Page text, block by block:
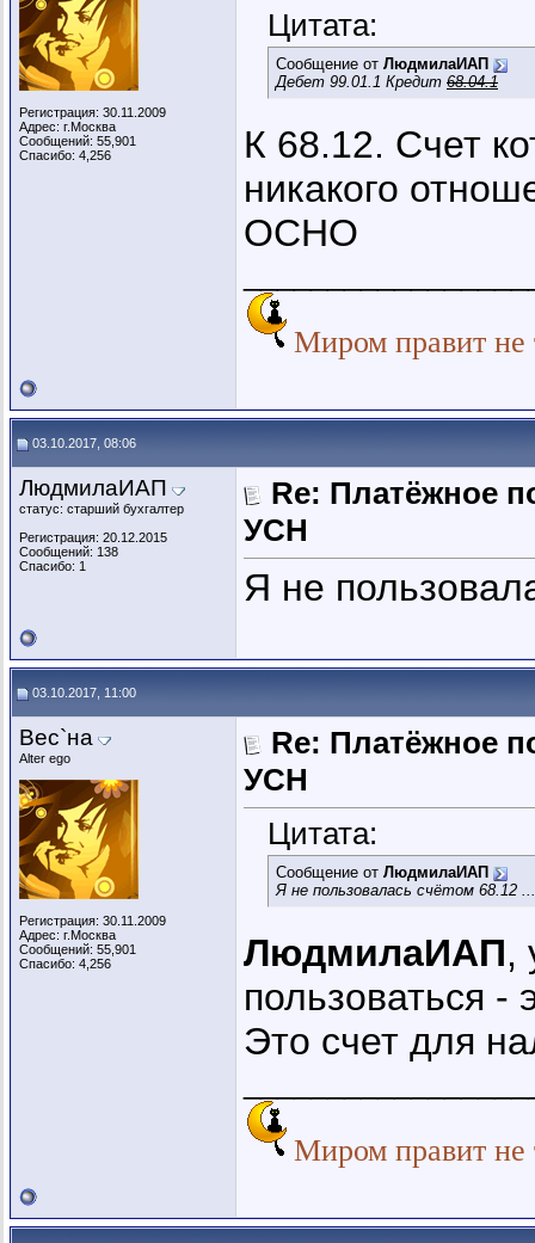
Регистрация: 30.11.2009
Адрес: г.Москва
Сообщений: 55,901
Спасибо: 4,256
Цитата:
Сообщение от ЛюдмилаИАП
Дебет 99.01.1 Кредит 68.04.1
К 68.12. Счет
никакого
ОСНО
Миром правит не
03.10.2017, 08:06
ЛюдмилаИАП
статус: старший бухгалтер
Регистрация: 20.12.2015
Сообщений: 138
Спасибо: 1
Re: Платёжное
УСН
Я не
03.10.2017, 11:00
Вес`на
Alter ego
Регистрация: 30.11.2009
Адрес: г.Москва
Сообщений: 55,901
Спасибо: 4,256
Re: Платёжное
УСН
Цитата:
Сообщение от ЛюдмилаИАП
Я не пользовалась счётом 68.12
ЛюдмилаИАП,
пользоваться -
Это счет для
Миром правит не